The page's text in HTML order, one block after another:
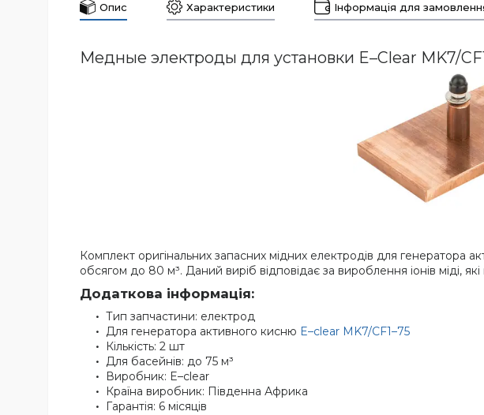
Опис Характеристики Інформація для
Медные электроды для установки E–Clear MK7/
Комплект оригінальних запасних мідних електродів для генератора
обсягом до 80 м³. Даний виріб відповідає за вироблення іонів міді,
Додаткова інформація:
Тип запчастини: електрод
Для генератора активного кисню E–clear MK7/CF1–75
Кількість: 2 шт
Для басейнів: до 75 м³
Виробник: E–clear
Країна виробник: Південна Африка
Гарантія: 6 місяців